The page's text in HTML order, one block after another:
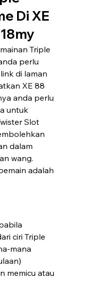
Di XE
Triple
perlu
di laman
XE 88
anda perlu
untuk
Slot
dalam
wang.
adalah
ciri Triple
mana
memicu atau